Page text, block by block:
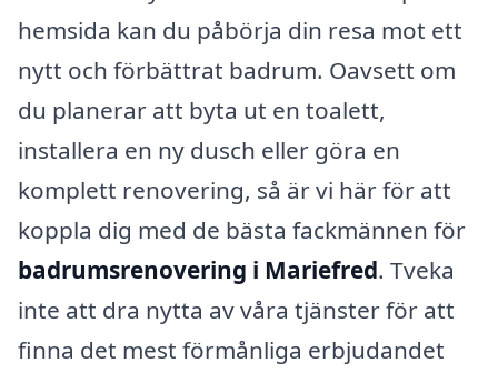
hemsida kan du påbörja din resa mot ett
nytt och förbättrat badrum. Oavsett om
du planerar att byta ut en toalett,
installera en ny dusch eller göra en
komplett renovering, så är vi här för att
koppla dig med de bästa fackmännen för
badrumsrenovering i Mariefred. Tveka
inte att dra nytta av våra tjänster för att
finna det mest förmånliga erbjudandet